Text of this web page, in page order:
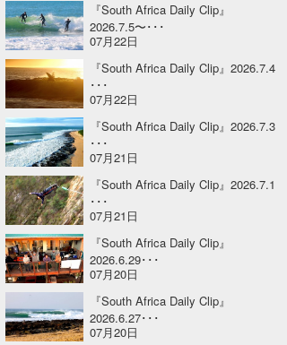
『South Africa Daily Clip』
2026.7.5〜･･･
07月22日
『South Africa Daily Clip』2026.7.4
･･･
07月22日
『South Africa Daily Clip』2026.7.3
･･･
07月21日
『South Africa Daily Clip』2026.7.1
･･･
07月21日
『South Africa Daily Clip』
2026.6.29･･･
07月20日
『South Africa Daily Clip』
2026.6.27･･･
07月20日
DELTA FORCE SURF
CBA Films
熊谷素子
進士剛光
田原啓江
植村未来
NOBUFUKU
大野”MAR”修聖
喜納海人
Aichan
chan-U
ECE
G◎Da
H
KID
KOBU
KY
MIN